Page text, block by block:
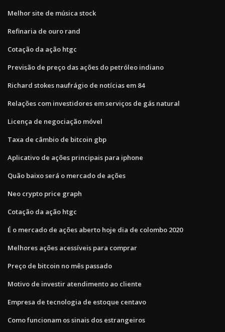
Melhor site de música stock
Refinaria de ouro rand
Cotação da ação htgc
Previsão de preço das ações do petróleo indiano
Richard stokes naufrágio de notícias em 84
Relações com investidores em serviços de gás natural
Licença de negociação móvel
Taxa de câmbio de bitcoin gbp
Aplicativo de ações principais para iphone
Quão baixo será o mercado de ações
Neo crypto price graph
Cotação da ação htgc
É o mercado de ações aberto hoje dia de colombo 2020
Melhores ações acessíveis para comprar
Preço de bitcoin no mês passado
Motivo de investir atendimento ao cliente
Empresa de tecnologia de estoque centavo
Como funcionam os sinais dos estrangeiros